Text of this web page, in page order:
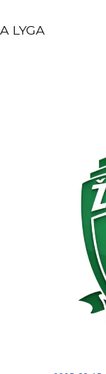
A LYGA